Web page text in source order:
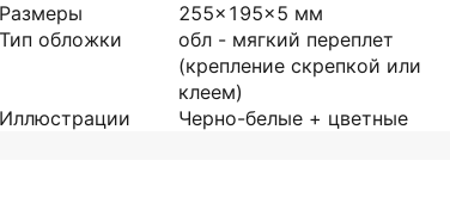
Размеры
255x195x5 мм
Тип обложки
обл - мягкий переплет
(крепление скрепкой или
клеем)
Иллюстрации
Черно-белые + цветные